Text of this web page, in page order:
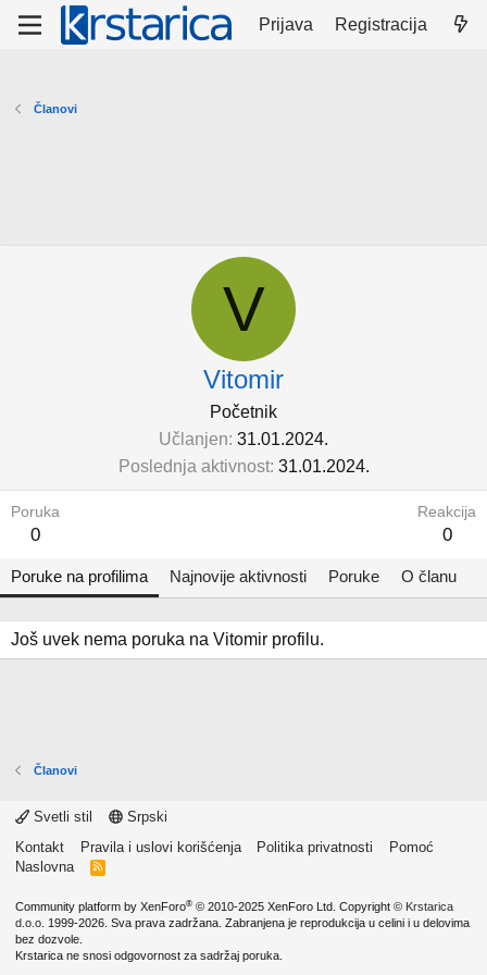
Prijava Registracija
Članovi
V
Vitomir
Početnik
Učlanjen 31.01.2024.
Poslednja aktivnost 31.01.2024.
Poruka
0
Reakcija
0
Poruke na profilima Najnovije aktivnosti Poruke O članu
Još uvek nema poruka na Vitomir profilu.
Članovi
Svetli stil
Srpski
Kontakt
Pravila i uslovi korišćenja Politika privatnosti
Pomoć
Naslovna
R
Community platform by XenForo® © 2010-2025 XenForo Ltd. Copyright © Krstarica
d.o.o. 1999-2026. Sva prava zadržana. Zabranjena je reprodukcija u celini i u delovima
bez dozvole.
Krstarica ne snosi odgovornost za sadržaj poruka.